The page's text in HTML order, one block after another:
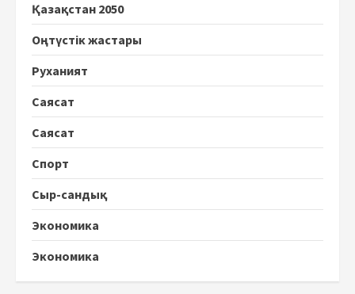
Қазақстан 2050
Оңтүстік жастары
Руханият
Саясат
Саясат
Спорт
Сыр-сандық
Экономика
Экономика